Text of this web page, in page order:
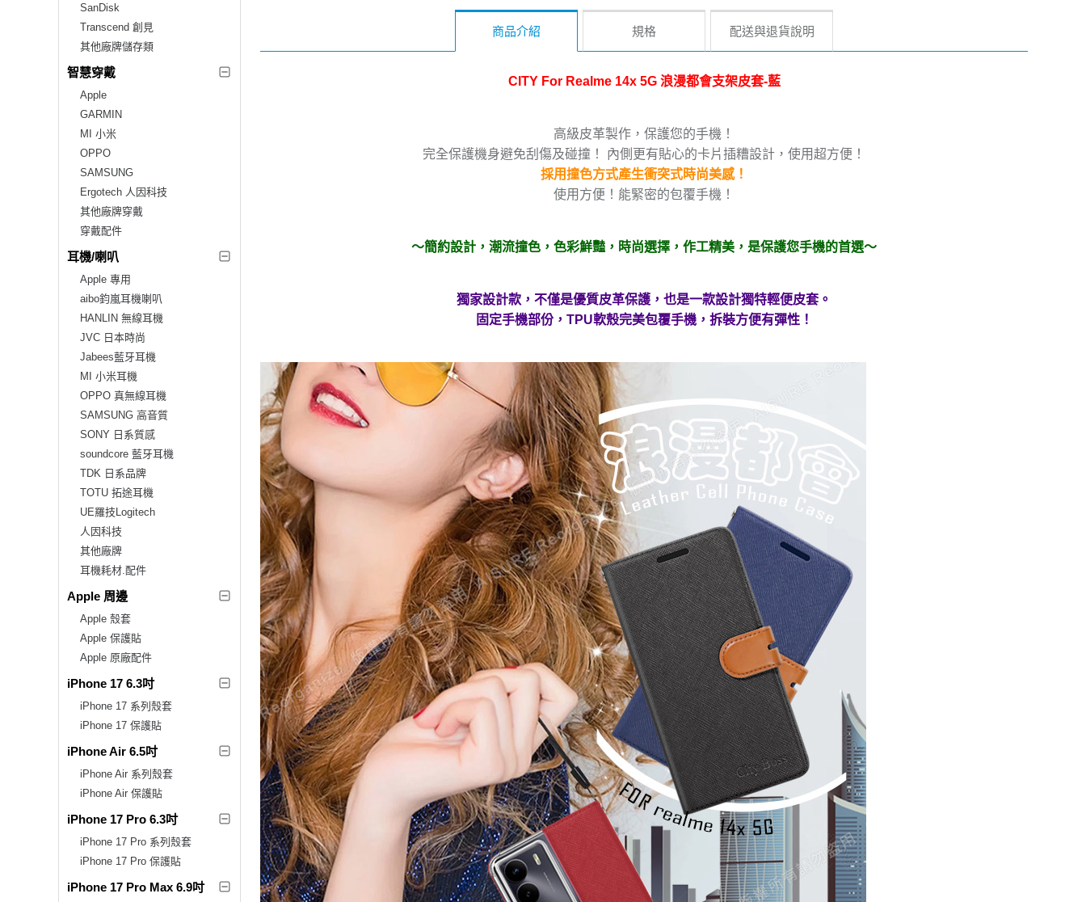
SanDisk
Transcend 創見
其他廠牌儲存類
智慧穿戴
Apple
GARMIN
MI 小米
OPPO
SAMSUNG
Ergotech 人因科技
其他廠牌穿戴
穿戴配件
耳機/喇叭
Apple 專用
aibo鈞嵐耳機喇叭
HANLIN 無線耳機
JVC 日本時尚
Jabees藍牙耳機
MI 小米耳機
OPPO 真無線耳機
SAMSUNG 高音質
SONY 日系質感
soundcore 藍牙耳機
TDK 日系品牌
TOTU 拓途耳機
UE羅技Logitech
人因科技
其他廠牌
耳機耗材.配件
Apple 周邊
Apple 殼套
Apple 保護貼
Apple 原廠配件
iPhone 17 6.3吋
iPhone 17 系列殼套
iPhone 17 保護貼
iPhone Air 6.5吋
iPhone Air 系列殼套
iPhone Air 保護貼
iPhone 17 Pro 6.3吋
iPhone 17 Pro 系列殼套
iPhone 17 Pro 保護貼
iPhone 17 Pro Max 6.9吋
商品介紹 規格 配送與退貨說明
CITY For Realme 14x 5G 浪漫都會支架皮套-藍
高級皮革製作，保護您的手機！
完全保護機身避免刮傷及碰撞！ 內側更有貼心的卡片插糟設計，使用超方便！
採用撞色方式產生衝突式時尚美感！
使用方便！能緊密的包覆手機！
～簡約設計，潮流撞色，色彩鮮豔，時尚選擇，作工精美，是保護您手機的首選～
獨家設計款，不僅是優質皮革保護，也是一款設計獨特輕便皮套。
固定手機部份，TPU軟殼完美包覆手機，拆裝方便有彈性！